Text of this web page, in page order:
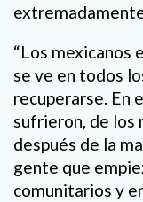
“Los mexicanos
se ve en todos
recuperarse. En
sufrieron, de los
después de la
gente que
comunitarios y